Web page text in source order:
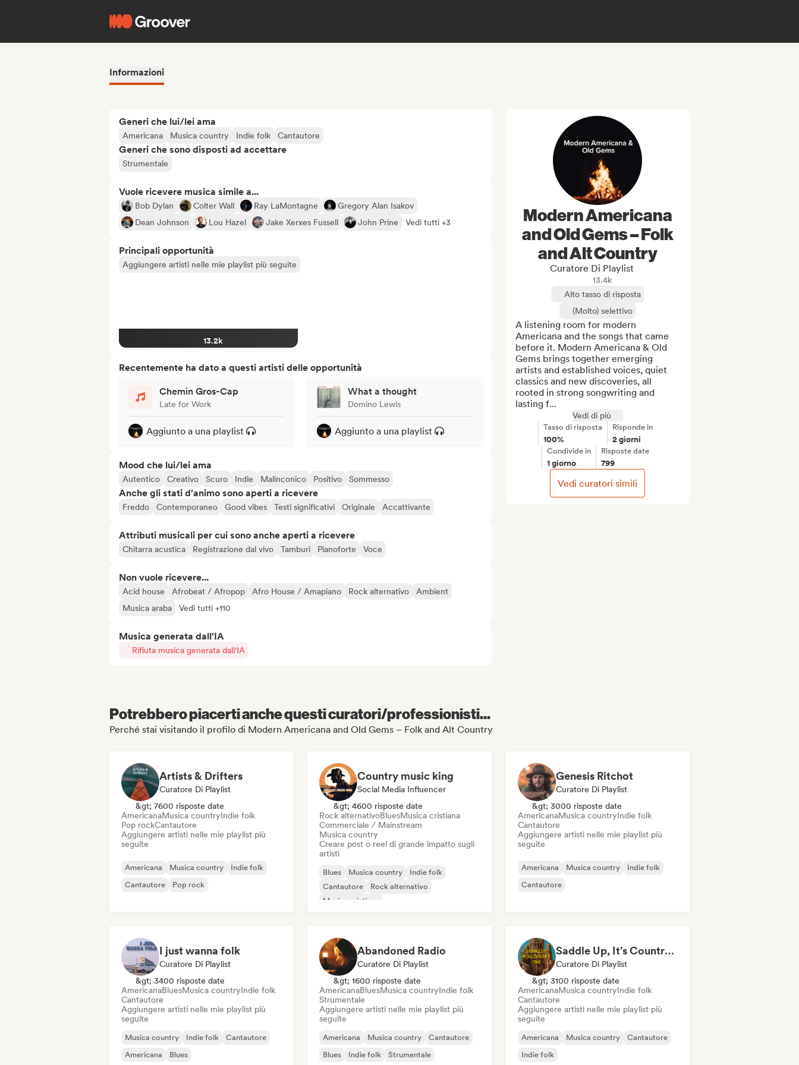
Informazioni
Generi che lui/lei ama
Americana Musica country Indie folk Cantautore
Generi che sono disposti ad accettare
Strumentale
Vuole ricevere musica simile a...
Bob Dylan Colter Wall Ray LaMontagne
Gregory Alan Isakov
Dean Johnson
Lou Hazel Jake Xerxes Fussell John Prine Vedi tutti +3
Principali opportunità
Aggiungere artisti nelle mie playlist più seguite
13.2k
Recentemente ha dato a questi artisti delle opportunità
Chemin Gros-Cap
Late for Work
Aggiunto a una playlist
What a thought
Domino Lewis
Aggiunto a una playlist
Mood che lui/lei ama
Autentico Creativo Scuro Indie Malinconico Positivo Sommesso
Anche gli stati d'animo sono aperti a ricevere
Freddo Contemporaneo Good vibes Testi significativi Originale Accattivante
Attributi musicali per cui sono anche aperti a ricevere
Chitarra acustica Registrazione dal vivo Tamburi Pianoforte Voce
Non vuole ricevere...
Acid house Afrobeat / Afropop Afro House / Amapiano Rock alternativo
Ambient
Musica araba
Vedi tutti +110
Musica generata dall'IA
Rifiuta musica generata dall'IA
Modern Americana
and Old Gems – Folk
and Alt Country
Curatore Di Playlist
13.4k
Alto tasso di risposta
(Molto) selettivo
A listening room for modern
Americana and the songs that came
before it. Modern Americana & Old
Gems brings together emerging
artists and established voices, quiet
classics and new discoveries, all
rooted in strong songwriting and
lasting f...
Vedi di più
Tasso di risposta
100%
Risponde in
2 giorni
Condivide in
1 giorno
Risposte date
799
Vedi curatori simili
Potrebbero piacerti anche questi curatori/professionisti...
Perché stai visitando il profilo di Modern Americana and Old Gems – Folk and Alt Country
Artists & Drifters
Curatore Di Playlist
&gt; 7600 risposte date
AmericanaMusica countryIndie folk
Pop rockCantautore
Aggiungere artisti nelle mie playlist più
seguite
Americana Musica country
Indie folk
Cantautore
Pop rock
Country music king
Social Media Influencer
&gt; 4600 risposte date
Rock alternativoBluesMusica cristiana
Commerciale / Mainstream
Musica country
Creare post o reel di grande impatto sugli
artisti
Blues Musica country
Indie folk
Cantautore
Rock alternativo
Musica cristiana
Genesis Ritchot
Curatore Di Playlist
&gt; 3000 risposte date
AmericanaMusica countryIndie folk
Cantautore
Aggiungere artisti nelle mie playlist più
seguite
Americana Musica country
Indie folk
Cantautore
I just wanna folk
Curatore Di Playlist
&gt; 3400 risposte date
AmericanaBluesMusica countryIndie folk
Cantautore
Aggiungere artisti nelle mie playlist più
seguite
Musica country Indie folk
Cantautore
Americana
Blues
Abandoned Radio
Curatore Di Playlist
&gt; 1600 risposte date
AmericanaBluesMusica countryIndie folk
Strumentale
Aggiungere artisti nelle mie playlist più
seguite
Americana Musica country
Cantautore
Blues
Indie folk Strumentale
Saddle Up, It's Country Time 🤠 Outlaw Country, Americana & Country Rock
Curatore Di Playlist
&gt; 3100 risposte date
AmericanaMusica countryIndie folk
Cantautore
Aggiungere artisti nelle mie playlist più
seguite
Americana Musica country
Cantautore
Indie folk